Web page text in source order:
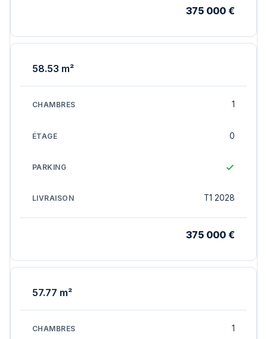
375 000 €
58.53 m²
1
0
T1 2028
375 000 €
57.77 m²
1